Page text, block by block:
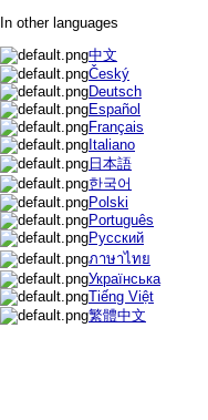
In other languages
中文
Český
Deutsch
Español
Français
Italiano
日本語
한국어
Polski
Português
Русский
ภาษาไทย
Українська
Tiếng Việt
繁體中文